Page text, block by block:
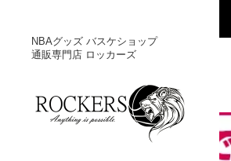
NBAグッズ バスケショップ
通販専門店 ロッカーズ